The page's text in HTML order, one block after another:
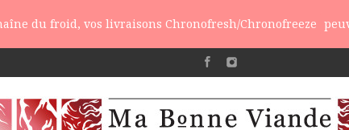
du froid, vos livraisons Chronofresh/Chronofreeze